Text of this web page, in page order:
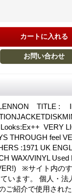
TITLE :
VERY
THROUGH feel
:1971 UK
WAX/VINYL
※サイト内のす
います。 個人・法
ご紹介で使用され